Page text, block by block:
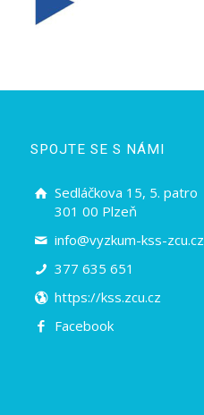
SPOJTE SE S NÁMI
Sedláčkova 15, 5. patro
301 00 Plzeň
info@vyzkum-kss-zcu.cz
377 635 651
https://kss.zcu.cz
Facebook